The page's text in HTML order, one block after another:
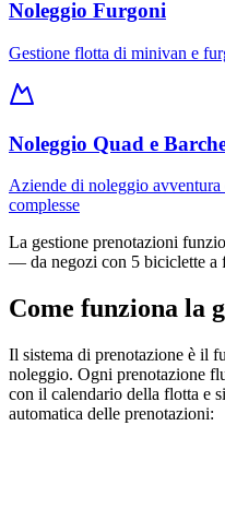
Noleggio Furgoni
Gestione flotta di minivan e
Noleggio Quad e
Aziende di noleggio
complesse
La gestione prenotazioni
— da negozi con 5 biciclette a
Come funziona la
Il sistema di prenotazione è il
noleggio. Ogni prenotazione
con il calendario della flotta e
automatica delle prenotazioni: